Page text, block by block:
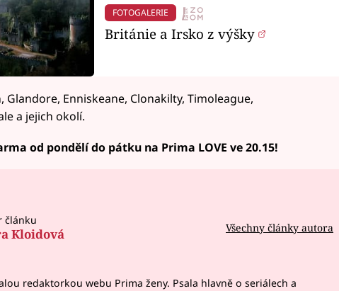
FOTOGALERIE
Británie a Irsko z výšky
Glandore, Enniskeane, Clonakilty, Timoleague,
a jejich okolí.
od pondělí do pátku na Prima LOVE ve 20.15!
článku
Kloidová Všechny články autora
redaktorkou webu Prima ženy. Psala hlavně o seriálech a